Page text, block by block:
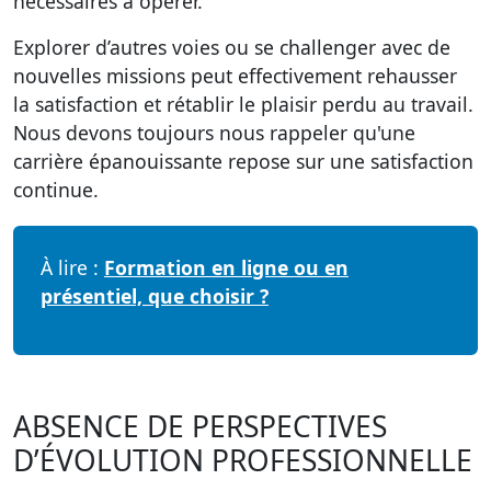
Explorer d’autres voies ou se challenger avec de
nouvelles missions peut effectivement rehausser
la satisfaction et rétablir le plaisir perdu au travail.
Nous devons toujours nous rappeler qu'une
carrière épanouissante repose sur une satisfaction
continue.
À lire : Formation en ligne ou en
présentiel, que choisir ?
ABSENCE DE PERSPECTIVES
D’ÉVOLUTION PROFESSIONNELLE